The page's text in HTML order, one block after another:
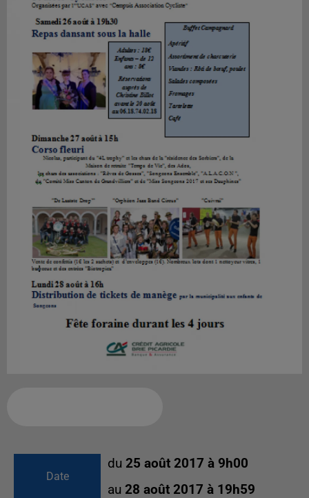
Date
du 25 août 2017 à 9h00
au 28 août 2017 à 19h59